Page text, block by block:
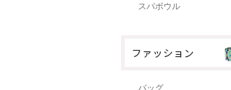
スパボウル
バッグ